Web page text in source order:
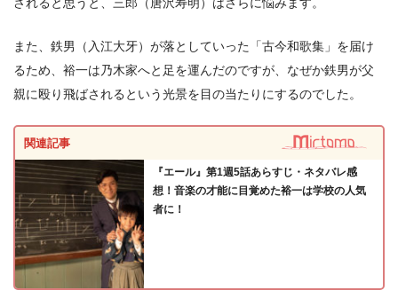
されると思うと、三郎（唐沢寿明）はさらに悩みます。
また、鉄男（入江大牙）が落としていった「古今和歌集」を届け
るため、裕一は乃木家へと足を運んだのですが、なぜか鉄男が父
親に殴り飛ばされるという光景を目の当たりにするのでした。
関連記事
『エール』第1週5話あらすじ・ネタバレ感
想！音楽の才能に目覚めた裕一は学校の人気
者に！